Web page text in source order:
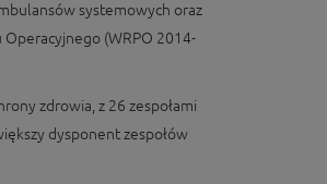
systemowych oraz
(WRPO 2014-
zdrowia, z 26 zespołami
dysponent zespołów